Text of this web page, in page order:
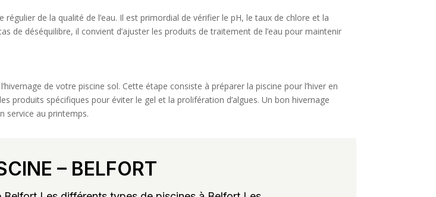
de la qualité de l’eau. Il est primordial de vérifier le pH, le taux de chlore et la
de déséquilibre, il convient d’ajuster les produits de traitement de l’eau pour maintenir
de votre piscine sol. Cette étape consiste à préparer la piscine pour l’hiver en
produits spécifiques pour éviter le gel et la prolifération d’algues. Un bon hivernage
service au printemps.
– BELFORT